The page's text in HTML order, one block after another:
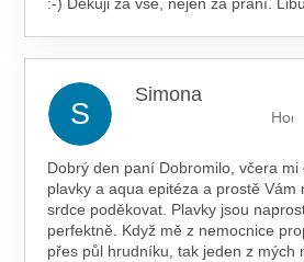
:-) Děkuji za vše, nejen za přání.
S
Simona
Dobrý den paní Dobromilo, včera mi
plavky a aqua epitéza a prostě Vám
srdce poděkovat. Plavky jsou
perfektně. Když mě z nemocnice
přes půl hrudníku, tak jeden z mých